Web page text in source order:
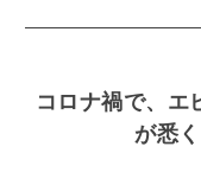
コロナ禍で、エ
が悉